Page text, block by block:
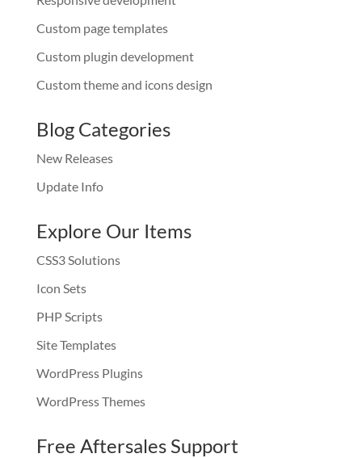
Custom page templates
Custom plugin development
Custom theme and icons design
Blog Categories
New Releases
Update Info
Explore Our Items
CSS3 Solutions
Icon Sets
PHP Scripts
Site Templates
WordPress Plugins
WordPress Themes
Free Aftersales Support